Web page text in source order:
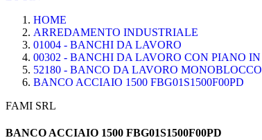
HOME
ARREDAMENTO INDUSTRIALE
01004 - BANCHI DA LAVORO
00302 - BANCHI DA LAVORO CON PIANO
52180 - BANCO DA LAVORO
BANCO ACCIAIO 1500 FBG01S1500F00PD
FAMI SRL
BANCO ACCIAIO 1500 FBG01S1500F00PD